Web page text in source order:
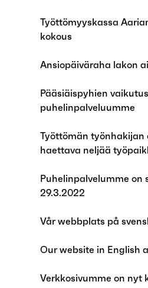
Työttömyyskassa
kokous
Ansiopäiväraha lakon
Pääsiäispyhien
puhelinpalveluumme
Työttömän työnhakijan
haettava neljää
Puhelinpalvelumme on
29.3.2022
Vår webbplats på
Our website in English
Verkkosivumme on nyt